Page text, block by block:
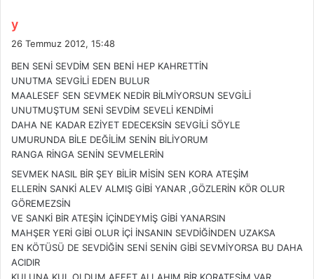
y
i
k
i
26 Temmuz 2012, 15:48
BEN SENİ SEVDİM SEN BENİ HEP KAHRETTİN
UNUTMA SEVGİLİ EDEN BULUR
MAALESEF SEN SEVMEK NEDİR BİLMİYORSUN SEVGİLİ
UNUTMUŞTUM SENİ SEVDİM SEVELİ KENDİMİ
DAHA NE KADAR EZİYET EDECEKSİN SEVGİLİ SÖYLE
UMURUNDA BİLE DEĞİLİM SENİN BİLİYORUM
RANGA RİNGA SENİN SEVMELERİN
SEVMEK NASIL BİR ŞEY BİLİR MİSİN SEN KORA ATEŞİM
ELLERİN SANKİ ALEV ALMIŞ GİBİ YANAR ,GÖZLERİN KÖR OLUR
GÖREMEZSİN
VE SANKİ BİR ATEŞİN İÇİNDEYMİŞ GİBİ YANARSIN
MAHŞER YERİ GİBİ OLUR İÇİ İNSANIN SEVDİĞİNDEN UZAKSA
EN KÖTÜSÜ DE SEVDİĞİN SENİ SENİN GİBİ SEVMİYORSA BU DAHA
ACIDIR